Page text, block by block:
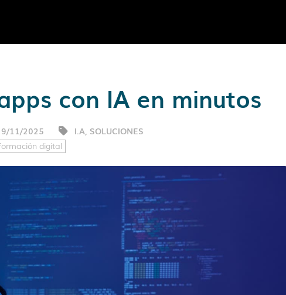
con IA en minutos
11/2025 I.A, SOLUCIONES
digital